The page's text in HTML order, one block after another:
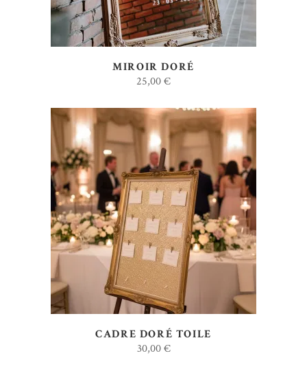
MIROIR DORÉ
25,00€
AJOUTER AU DEVIS
CADRE DORÉ TOILE
30,00€